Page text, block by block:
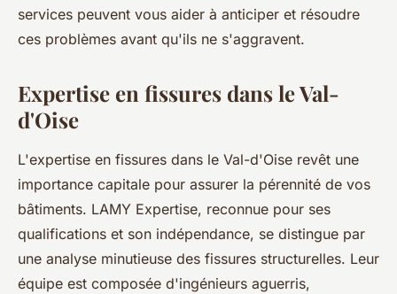
services peuvent vous aider à anticiper et résoudre
ces problèmes avant qu'ils ne s'aggravent.
Expertise en fissures dans le Val-
d'Oise
L'expertise en fissures dans le Val-d'Oise revêt une
importance capitale pour assurer la pérennité de vos
bâtiments. LAMY Expertise, reconnue pour ses
qualifications et son indépendance, se distingue par
une analyse minutieuse des fissures structurelles. Leur
équipe est composée d'ingénieurs aguerris,